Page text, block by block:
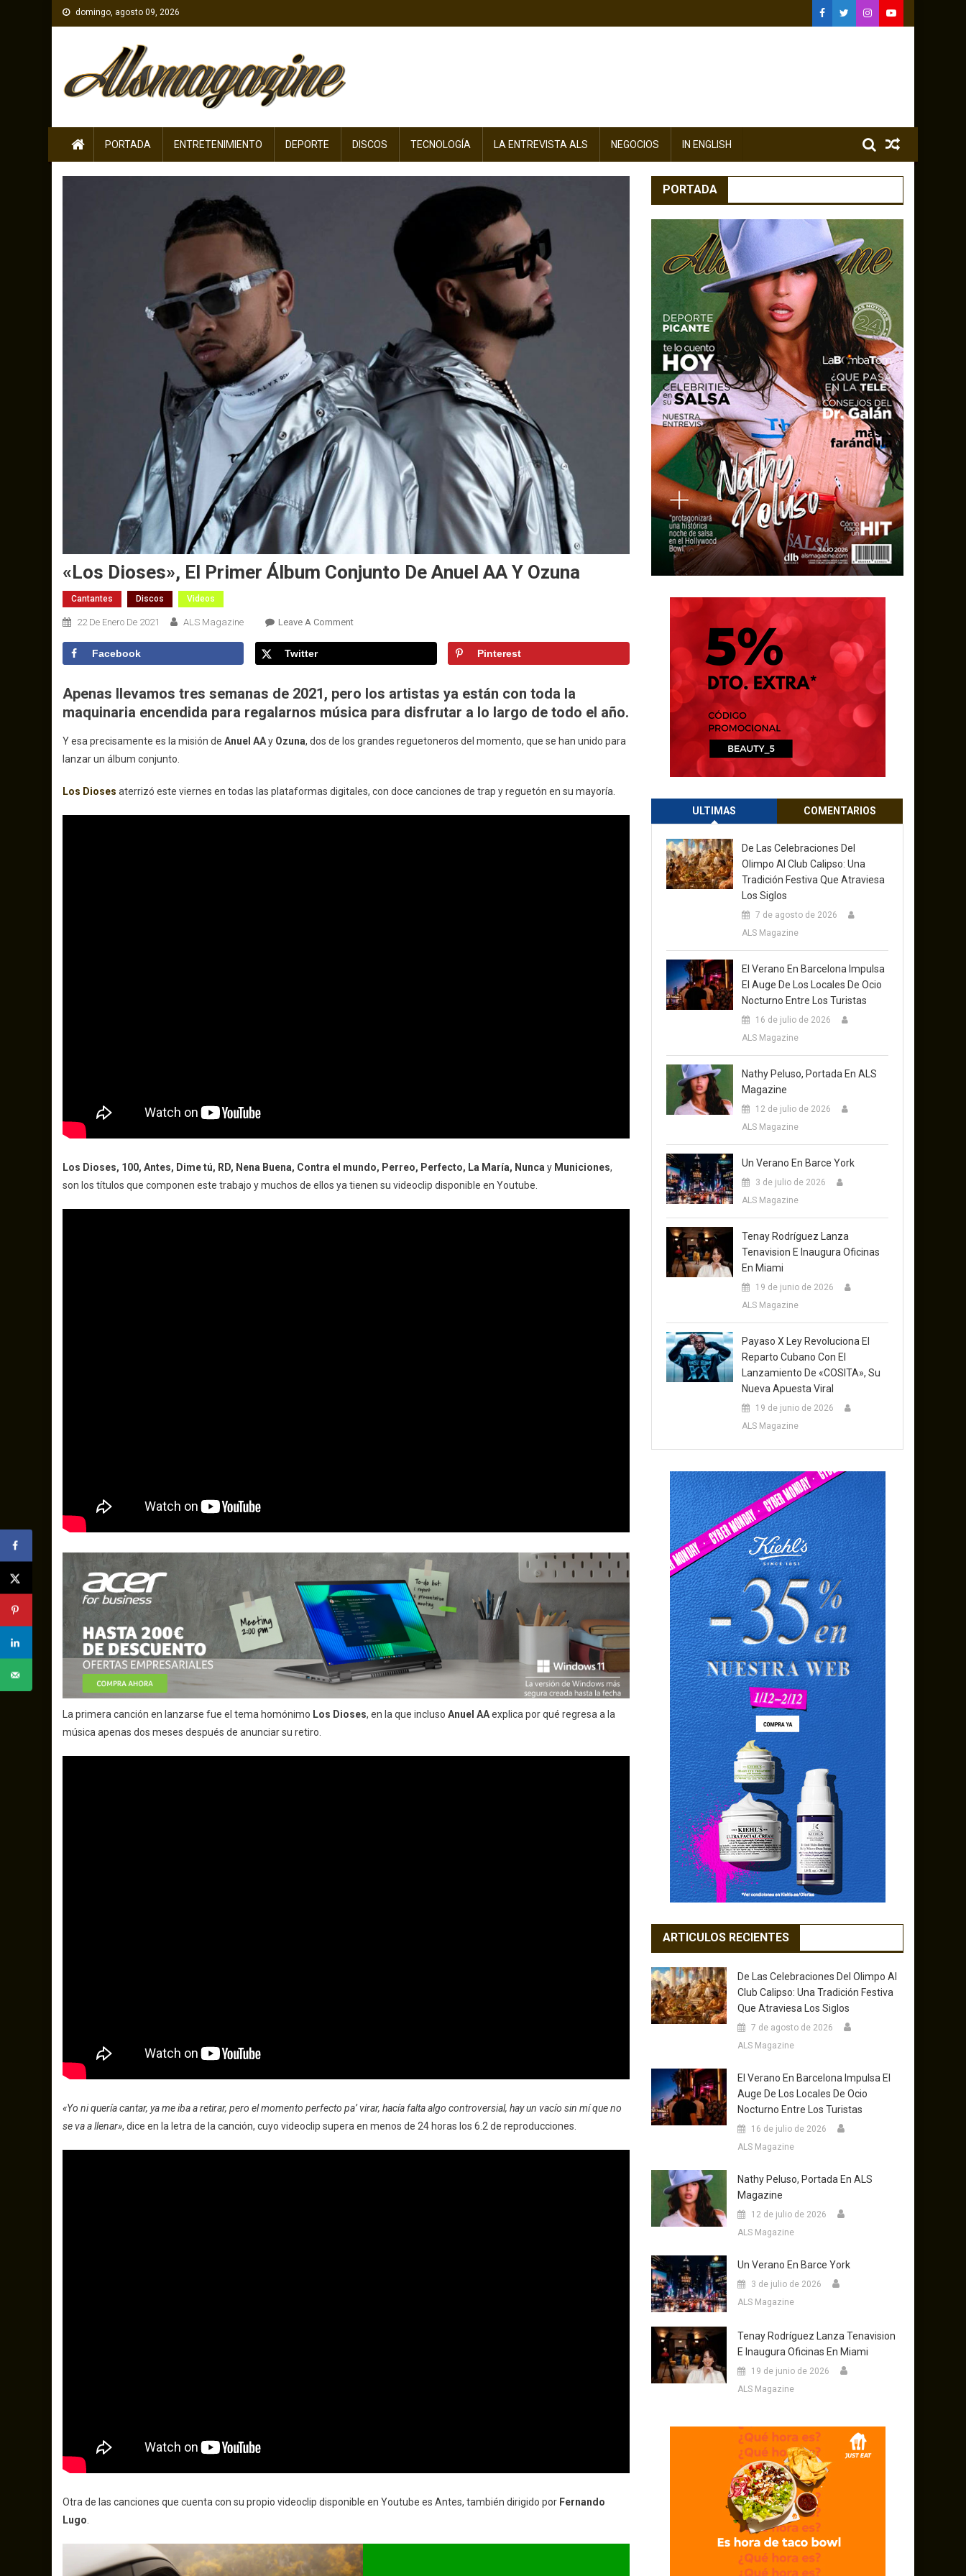
domingo, agosto 09, 2026
PORTADA ENTRETENIMIENTO DEPORTE DISCOS TECNOLOGÍA LA ENTREVISTA ALS NEGOCIOS IN ENGLISH
«Los Dioses», El Primer Álbum Conjunto De Anuel AA Y Ozuna
Cantantes Discos Videos
22 De Enero De 2021 ALS Magazine Leave A CommentOn
Primer
Conjunto
De
Y
Facebook Twitter Pinterest
Apenas llevamos tres semanas de 2021, pero los artistas ya están con toda la
maquinaria encendida para regalarnos música para disfrutar a lo largo de todo el año.
Y esa precisamente es la misión de Anuel AAy Ozuna, dos de los grandes reguetoneros del momento, que se han unido para
lanzar un álbum conjunto.
Los Dioses aterrizó este viernes en todas las plataformas digitales, con doce canciones de trap y reguetón en su mayoría.
Los Dioses, 100, Antes, Dime tú, RD, Nena Buena, Contra el mundo, Perreo, Perfecto, La María, Nunca y Municiones,
son los títulos que componen este trabajo y muchos de ellos ya tienen su videoclip disponible en Youtube.
La primera canción en lanzarse fue el tema homónimo Los Dioses, en la que incluso Anuel AAexplica por qué regresa a la
música apenas dos meses después de anunciar su retiro.
«Yo ni quería cantar, ya me iba a retirar, pero el momento perfecto pa’ virar, hacía falta algo controversial, hay un vacío sin mí que no
se va a llenar», dice en la letra de la canción, cuyo videoclip supera en menos de 24 horas los 6.2 de reproducciones.
Otra de las canciones que cuenta con su propio videoclip disponible en Youtube es Antes, también dirigido por Fernando
Lugo
PORTADA
ULTIMAS COMENTARIOS
De Las Celebraciones Del
Olimpo Al Club Calipso: Una
Tradición Festiva Que Atraviesa
Los Siglos
7 de agosto de 2026
ALS Magazine
El Verano En Barcelona Impulsa
El Auge De Los Locales De Ocio
Nocturno Entre Los Turistas
16 de julio de 2026
ALS Magazine
Nathy Peluso, Portada En ALS
Magazine
12 de julio de 2026
ALS Magazine
Un Verano En Barce York
3 de julio de 2026
ALS Magazine
Tenay Rodríguez Lanza
Tenavision E Inaugura Oficinas
En Miami
19 de junio de 2026
ALS Magazine
Payaso X Ley Revoluciona El
Reparto Cubano Con El
Lanzamiento De «COSITA», Su
Nueva Apuesta Viral
19 de junio de 2026
ALS Magazine
ARTICULOS RECIENTES
De Las Celebraciones Del Olimpo Al
Club Calipso: Una Tradición Festiva
Que Atraviesa Los Siglos
7 de agosto de 2026
ALS Magazine
El Verano En Barcelona Impulsa El
Auge De Los Locales De Ocio
Nocturno Entre Los Turistas
16 de julio de 2026
ALS Magazine
Nathy Peluso, Portada En ALS
Magazine
12 de julio de 2026
ALS Magazine
Un Verano En Barce York
3 de julio de 2026
ALS Magazine
Tenay Rodríguez Lanza Tenavision
E Inaugura Oficinas En Miami
19 de junio de 2026
ALS Magazine